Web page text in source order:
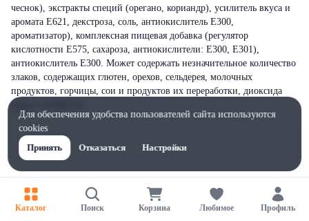
чеснок), экстракты специй (орегано, кориандр), усилитель вкуса и
аромата Е621, декстроза, соль, антиокислитель Е300,
ароматизатор), комплексная пищевая добавка (регулятор
кислотности Е575, сахароза, антиокислители: Е300, Е301),
антиокислитель Е300. Может содержать незначительное количество
злаков, содержащих глютен, орехов, сельдерея, молочных
продуктов, горчицы, сои и продуктов их переработки, диоксида
серы и сульфитов.
Каталог Поиск Корзина Любимое Профиль
Для обеспечения удобства пользователей сайта используются
cookies
Принять
Отказаться Настройки